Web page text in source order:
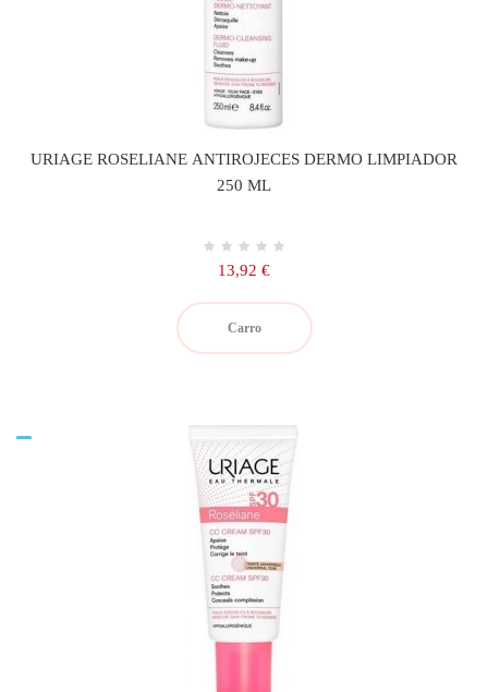
URIAGE ROSELIANE ANTIROJECES DERMO LIMPIADOR
250 ML
Precio
13,92 €
Carro